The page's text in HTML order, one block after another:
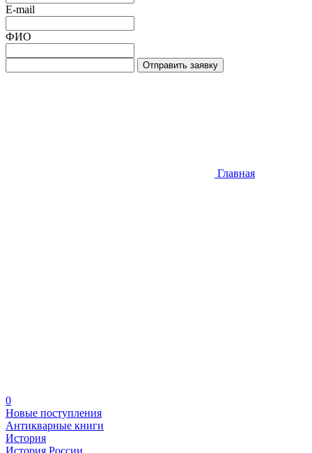
E-mail
ФИО
Отправить заявку
Главная
0
Новые поступления
Антикварные книги
История
История России